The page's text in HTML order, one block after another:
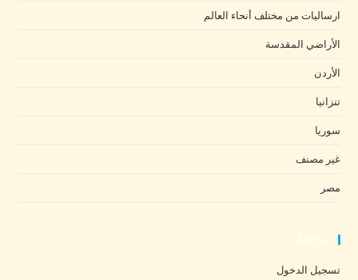
ارساليات من مختلف أنحاء العالم
الأراضي المقدسة
الأردن
تنزانيا
سوريا
غير مصنف
مصر
Meta
تسجيل الدخول